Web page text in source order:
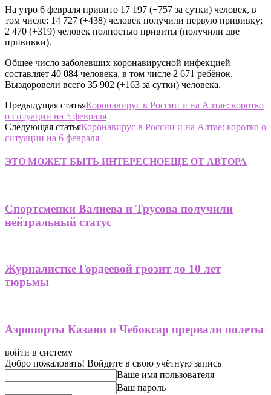
На утро 6 февраля привито 17 197 (+757 за сутки) человек, в
том числе: 14 727 (+438) человек получили первую прививку;
2 470 (+319) человек полностью привиты (получили две
прививки).
Общее число заболевших коронавирусной инфекцией
составляет 40 084 человека, в том числе 2 671 ребёнок.
Выздоровели всего 35 902 (+163 за сутки) человека.
Предыдущая статьяКоронавирус в России и на Алтае: коротко
о ситуации на 5 февраля
Следующая статьяКоронавирус в России и на Алтае: коротко о
ситуации на 6 февраля
ЭТО МОЖЕТ БЫТЬ ИНТЕРЕСНОЕЩЕ ОТ АВТОРА
Спортсменки Валиева и Трусова получили
нейтральный статус
Журналистке Гордеевой грозит до 10 лет
тюрьмы
Аэропорты Казани и Чебоксар прервали полеты
войти в систему
Добро пожаловать! Войдите в свою учётную запись
Ваше имя пользователя
Ваш пароль